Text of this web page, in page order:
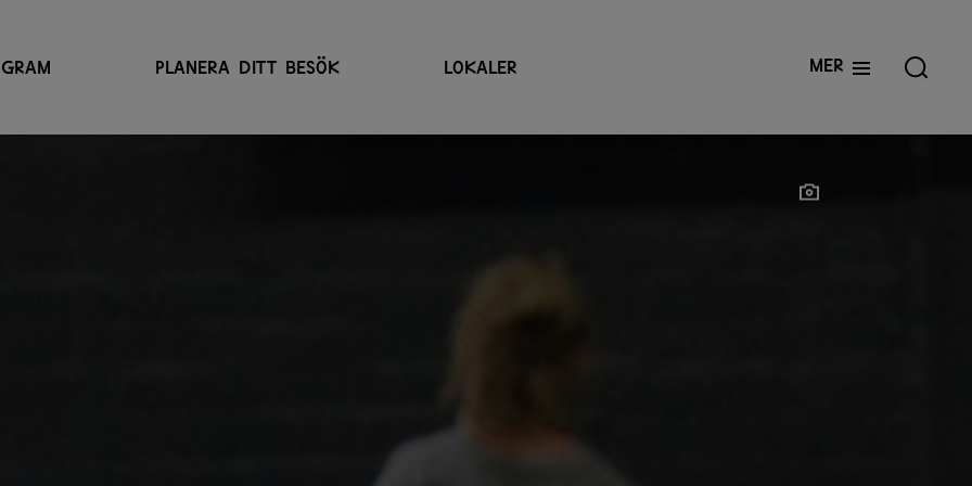
PLANERA DITT BESÖK LOKALER Mer
Show photographer
Show photographer